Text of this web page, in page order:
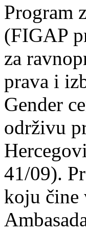
Program
(FIGAP
za
prava i
Gender
održivu
41/09).
koju čine